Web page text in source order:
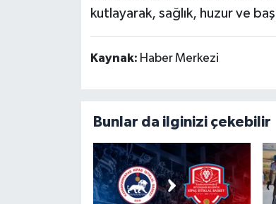
kutlayarak, sağlık, huzur ve
Kaynak: Haber Merkezi
Bunlar da ilginizi çekebilir